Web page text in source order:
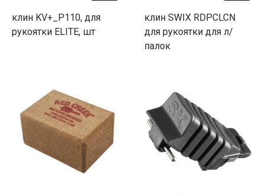
клин KV+_P110, для
рукоятки ELITE, шт
клин SWIX RDPCLCN
для рукоятки для л/
палок